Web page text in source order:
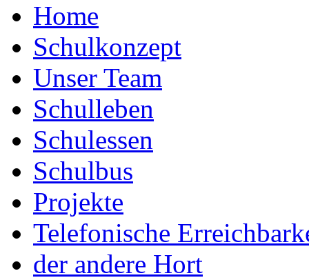
Home
Schulkonzept
Unser Team
Schulleben
Schulessen
Schulbus
Projekte
Telefonische
der andere Hort